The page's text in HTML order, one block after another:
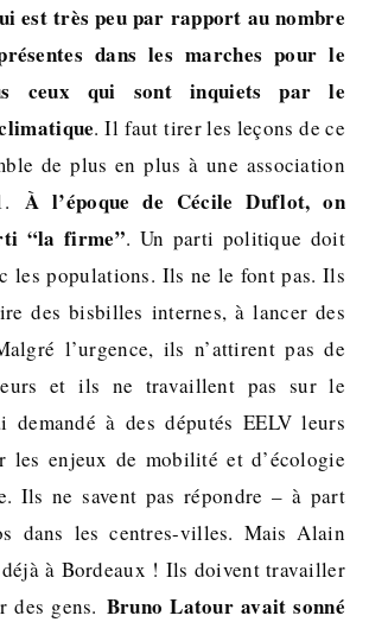
est très peu par rapport au nombre
dans les marches pour le
ceux qui sont inquiets par le
. Il faut tirer les leçons de ce
de plus en plus à une association
À l’époque de Cécile Duflot, on
“la firme”. Un parti politique doit
les populations. Ils ne le font pas. Ils
des bisbilles internes, à lancer des
l’urgence, ils n’attirent pas de
et ils ne travaillent pas sur le
demandé à des députés EELV leurs
les enjeux de mobilité et d’écologie
Ils ne savent pas répondre – à part
dans les centres-villes. Mais Alain
à Bordeaux ! Ils doivent travailler
des gens. Bruno Latour avait sonné